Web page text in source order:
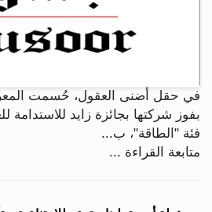
في حقل أضنى العقول، حُسمت
فئة "الطاقة"، ب...
متابعة القراءة ...